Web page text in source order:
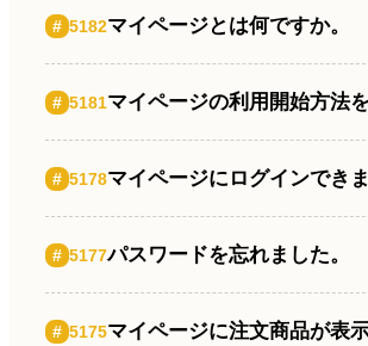
Same category
# 5182マイページとは何ですか。
# 5181マイページの利用開始方法
# 5178マイページにログインでき
# 5177パスワードを忘れました。
# 5175マイページに注文商品が表